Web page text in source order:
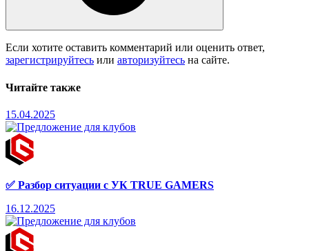
Если хотите оставить комментарий или оценить ответ,
зарегистрируйтесь или авторизуйтесь на сайте.
Читайте также
15.04.2025
✅ Разбор ситуации с УК TRUE GAMERS
16.12.2025